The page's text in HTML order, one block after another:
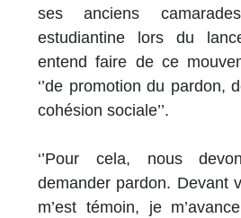
ses anciens
estudiantine lors du
entend faire de ce
‘’de promotion du pardon,
cohésion sociale’’.
‘’Pour cela, nous
demander pardon. Devant
m’est témoin, je